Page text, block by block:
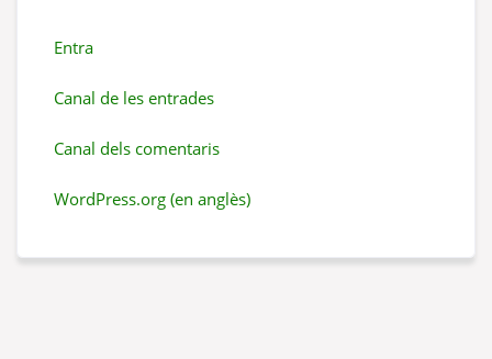
Entra
Canal de les entrades
Canal dels comentaris
WordPress.org (en anglès)